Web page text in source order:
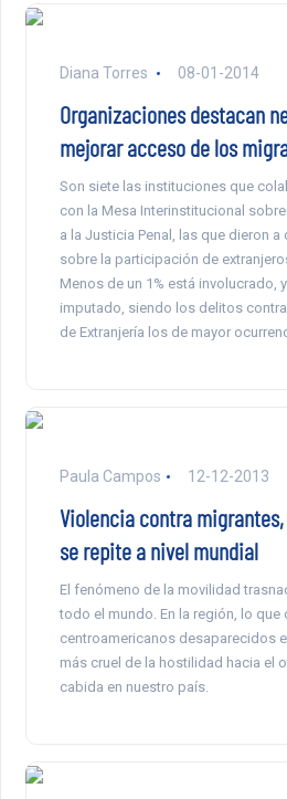
Diana Torres 08-01-2014
Organizaciones destacan
mejorar acceso de los
Son siete las instituciones que
con la Mesa Interinstitucional
a la Justicia Penal, las que dieron
sobre la participación de
Menos de un 1% está involucrado,
imputado, siendo los delitos
de Extranjería los de mayor
Paula Campos 12-12-2013
Violencia contra
se repite a nivel mundial
El fenómeno de la movilidad
todo el mundo. En la región, lo
centroamericanos desaparecidos
más cruel de la hostilidad hacia el
cabida en nuestro país.